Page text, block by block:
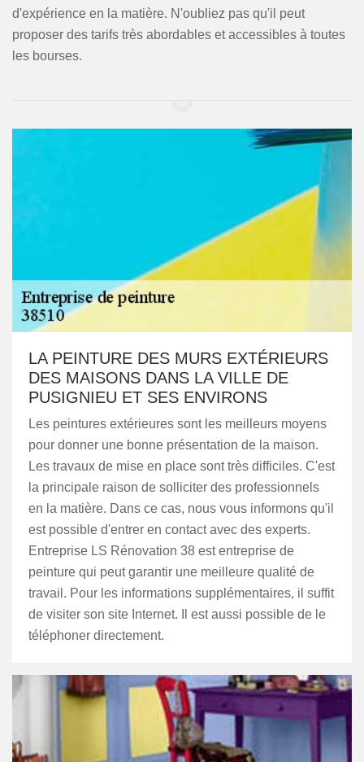
d'expérience en la matière. N'oubliez pas qu'il peut
proposer des tarifs très abordables et accessibles à toutes
les bourses.
LA PEINTURE DES MURS EXTÉRIEURS
DES MAISONS DANS LA VILLE DE
PUSIGNIEU ET SES ENVIRONS
Les peintures extérieures sont les meilleurs moyens
pour donner une bonne présentation de la maison.
Les travaux de mise en place sont très difficiles. C'est
la principale raison de solliciter des professionnels
en la matière. Dans ce cas, nous vous informons qu'il
est possible d'entrer en contact avec des experts.
Entreprise LS Rénovation 38 est entreprise de
peinture qui peut garantir une meilleure qualité de
travail. Pour les informations supplémentaires, il suffit
de visiter son site Internet. Il est aussi possible de le
téléphoner directement.